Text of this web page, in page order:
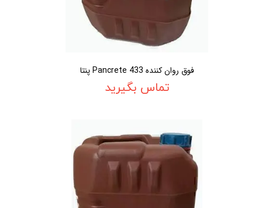
فوق روان کننده Pancrete 433 پنتا
تماس بگیرید